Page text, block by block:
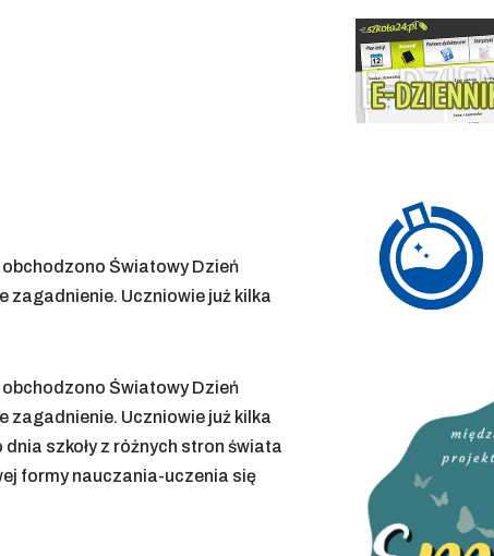
Światowy Dzień
zagadnienie. Uczniowie już kilka
Światowy Dzień
zagadnienie. Uczniowie już kilka
szkoły z różnych stron świata
formy nauczania-uczenia się